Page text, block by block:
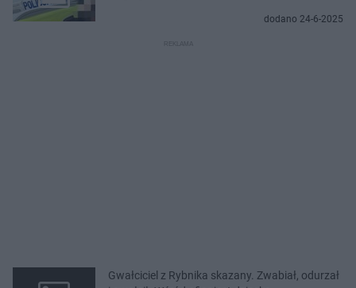
dodano 24-6-2025
Gwałciciel z Rybnika skazany. Zwabiał, odurzał